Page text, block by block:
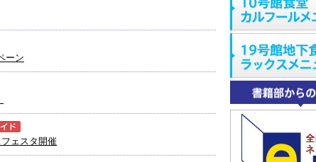
ーン
フェスタ開催